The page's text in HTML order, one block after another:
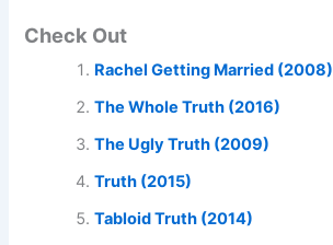
Check Out
Rachel Getting Married (2008)
The Whole Truth (2016)
The Ugly Truth (2009)
Truth (2015)
Tabloid Truth (2014)